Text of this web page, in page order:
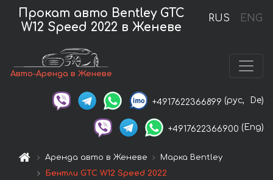
RUS ENG
Прокат авто Bentley GTC
W12 Speed 2022 в Женеве
Авто-Аренда в Женеве
+4917622366899 (рус, De)
+4917622366900 (Eng)
Аренда авто в Женеве
Марка Bentley
Бентли GTC W12 Speed 2022